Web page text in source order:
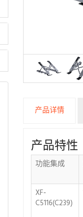
产品详情
产品特性
功能集成
XF-
C5116(C239)